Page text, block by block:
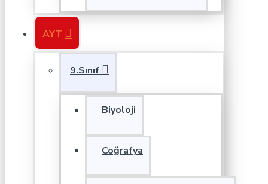
AYT
9.Sınıf
Biyoloji
Coğrafya